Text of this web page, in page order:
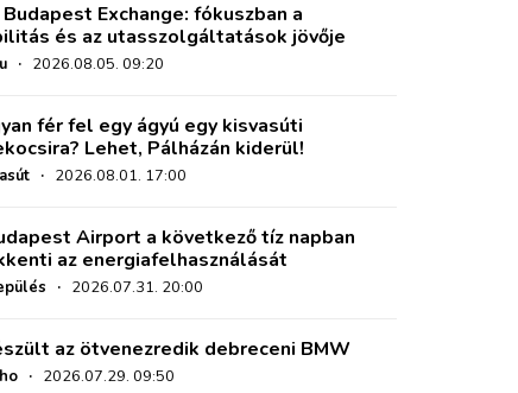
Exchange: fókuszban a
és az utasszolgáltatások jövője
· 2026.08.05. 09:20
fér fel egy ágyú egy kisvasúti
Lehet, Pálházán kiderül!
· 2026.08.01. 17:00
Airport a következő tíz napban
az energiafelhasználását
· 2026.07.31. 20:00
az ötvenezredik debreceni BMW
· 2026.07.29. 09:50